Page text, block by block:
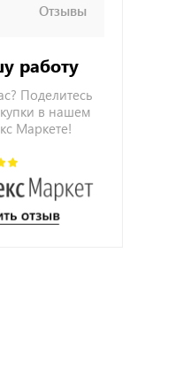
Отзывы
работу
Поделитесь
в нашем
Маркете!